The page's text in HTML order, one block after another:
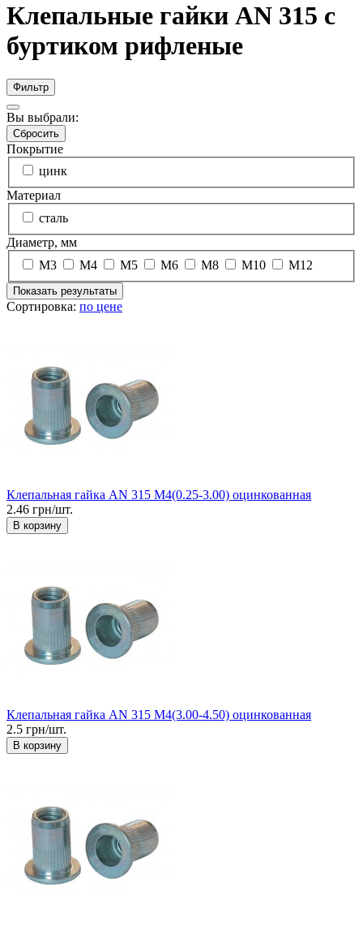
Клепальные гайки AN 315 с
буртиком рифленые
Фильтр
Вы выбрали:
Сбросить
Покрытие
цинк
Материал
сталь
Диаметр, мм
М3
М4 М5 М6 М8 М10 М12
Показать результаты
Сортировка: по цене
Клепальная гайка AN 315 М4(0.25-3.00) оцинкованная
2.46 грн/шт.
В корзину
Клепальная гайка AN 315 М4(3.00-4.50) оцинкованная
2.5 грн/шт.
В корзину